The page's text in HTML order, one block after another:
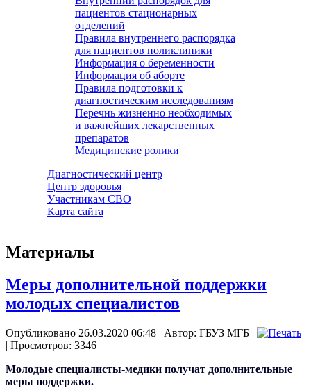
пациентов стационарных
отделений
Правила внутреннего распорядка
для пациентов поликлиники
Информация о беременности
Информация об аборте
Правила подготовки к
диагностическим исследованиям
Перечнь жизненно необходимых
и важнейших лекарственных
препаратов
Медицинские ролики
Диагностический центр
Центр здоровья
Участникам СВО
Карта сайта
Материалы
Меры дополнительной поддержки
молодых специалистов
Опубликовано 26.03.2020 06:48 | Автор: ГБУЗ МГБ |
| Просмотров: 3346
Молодые специалисты-медики получат дополнительные
меры поддержки.